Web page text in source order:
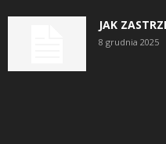
JAK
8 grudnia 2025